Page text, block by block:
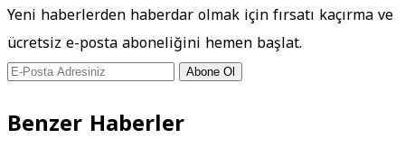
Yeni haberlerden haberdar olmak için fırsatı kaçırma ve
ücretsiz e-posta aboneliğini hemen başlat.
Abone Ol
Benzer Haberler